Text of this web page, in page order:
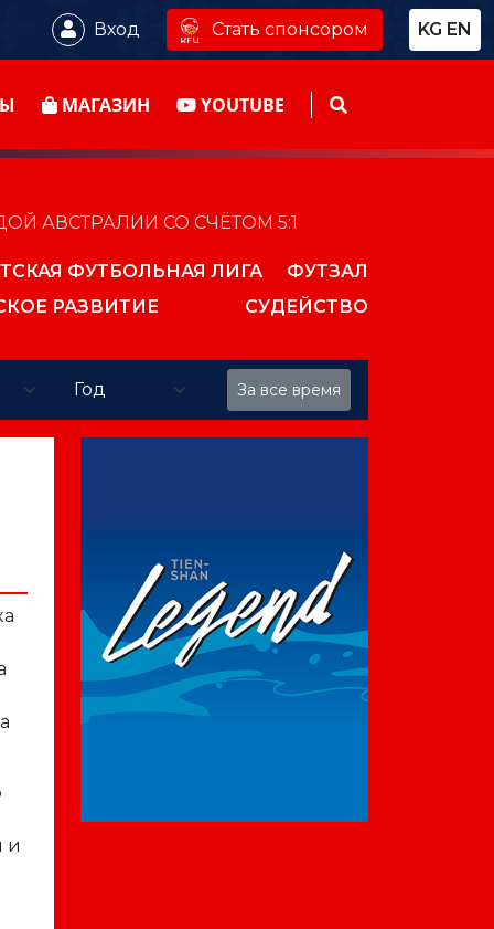
Вход Стать спонсором KG EN
МАГАЗИН YOUTUBE
АВСТРАЛИИ СО СЧЁТОМ 5:1
ФУТБОЛЬНАЯ ЛИГА
ФУТЗАЛ
РАЗВИТИЕ
СУДЕЙСТВО
За все время
и